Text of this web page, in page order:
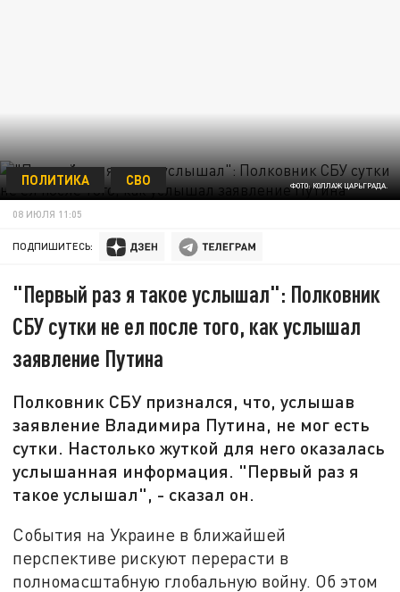
ФОТО: КОЛЛАЖ ЦАРЬГРАДА.
ПОЛИТИКА СВО
08 ИЮЛЯ 11:05
ПОДПИШИТЕСЬ:
"Первый раз я такое услышал": Полковник
СБУ сутки не ел после того, как услышал
заявление Путина
Полковник СБУ признался, что, услышав
заявление Владимира Путина, не мог есть
сутки. Настолько жуткой для него оказалась
услышанная информация. "Первый раз я
такое услышал", - сказал он.
События на Украине в ближайшей
перспективе рискуют перерасти в
полномасштабную глобальную войну. Об этом